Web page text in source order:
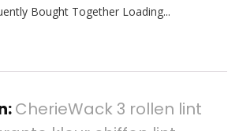
Bought Together Loading...
CherieWack 3 rollen lint